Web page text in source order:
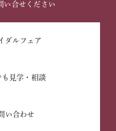
い合せください
ダルフェア
も見学・相談
い合わせ